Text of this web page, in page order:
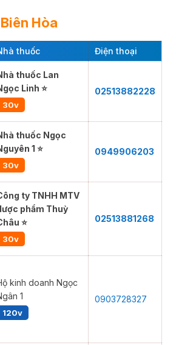
Hòa
thuốc
Điện thoại
thuốc Lan
Linh ⭐
30v
02513882228
thuốc Ngọc
1 ⭐
30v
0949906203
ty TNHH MTV
phẩm Thuỳ
⭐
30v
02513881268
kinh doanh Ngọc
1
120v
0903728327